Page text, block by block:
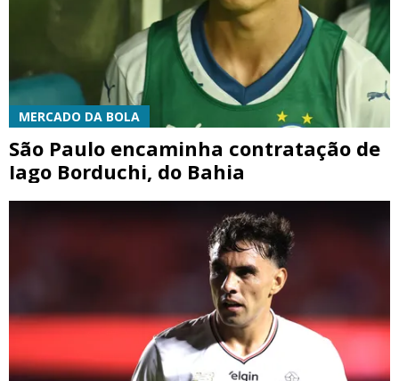
MERCADO DA BOLA
São Paulo encaminha contratação de
Iago Borduchi, do Bahia